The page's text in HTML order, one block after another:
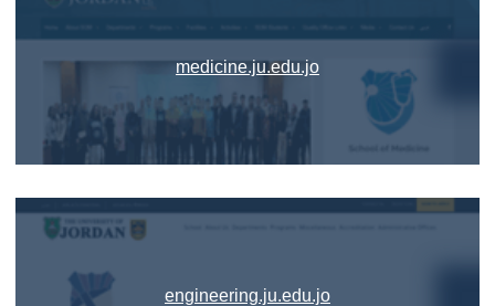
medicine.ju.edu.jo
engineering.ju.edu.jo